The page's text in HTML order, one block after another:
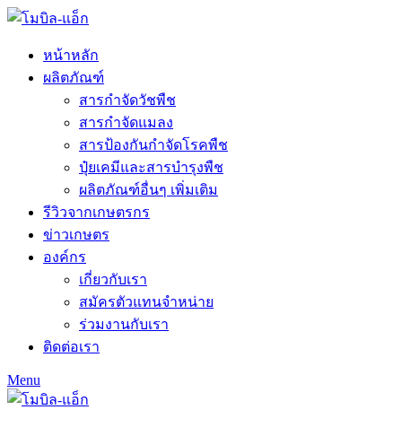
หน้าหลัก
ผลิตภัณฑ์
สารกำจัดวัชพืช
สารกำจัดแมลง
สารป้องกันกำจัดโรคพืช
ปุ๋ยเคมีและสารบำรุงพืช
ผลิตภัณฑ์อื่นๆ เพิ่มเติม
รีวิวจากเกษตรกร
ข่าวเกษตร
องค์กร
เกี่ยวกับเรา
สมัครตัวแทนจำหน่าย
ร่วมงานกับเรา
ติดต่อเรา
Menu